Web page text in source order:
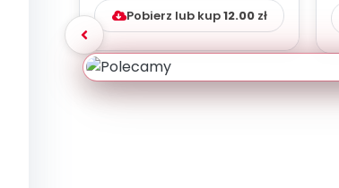
Pobierz lub kup12.00zł